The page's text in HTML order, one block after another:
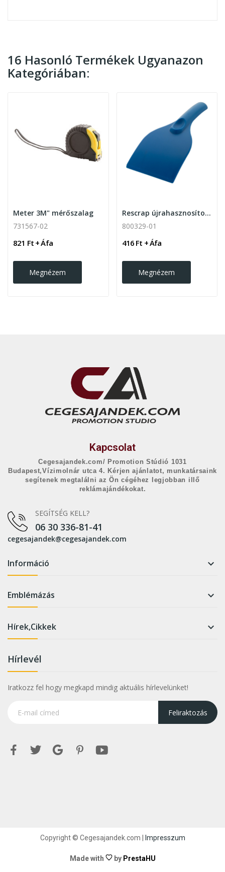
16 Hasonló Termékek Ugyanazon
Kategóriában:
Meter 3M" mérőszalag
731567-02
821 Ft + Áfa
Megnézem
Rescrap újrahasznosított jégkaparó
800329-01
416 Ft + Áfa
Megnézem
Kapcsolat
Cegesajandek.com/ Promotion Stúdió 1031
Budapest,Vízimolnár utca 4. Kérjen ajánlatot, munkatársaink
segítenek megtalálni az Ön cégéhez legjobban illő
reklámajándékokat.
SEGÍTSÉG KELL?
06 30 336-81-41
cegesajandek@cegesajandek.com
Információ 
Emblémázás 
Hírek,Cikkek 
Hírlevél
Iratkozz fel hogy megkapd mindig aktuális hírlevelünket!
Feliraktozás
Copyright © Cegesajandek.com | Impresszum
Made with by PrestaHU